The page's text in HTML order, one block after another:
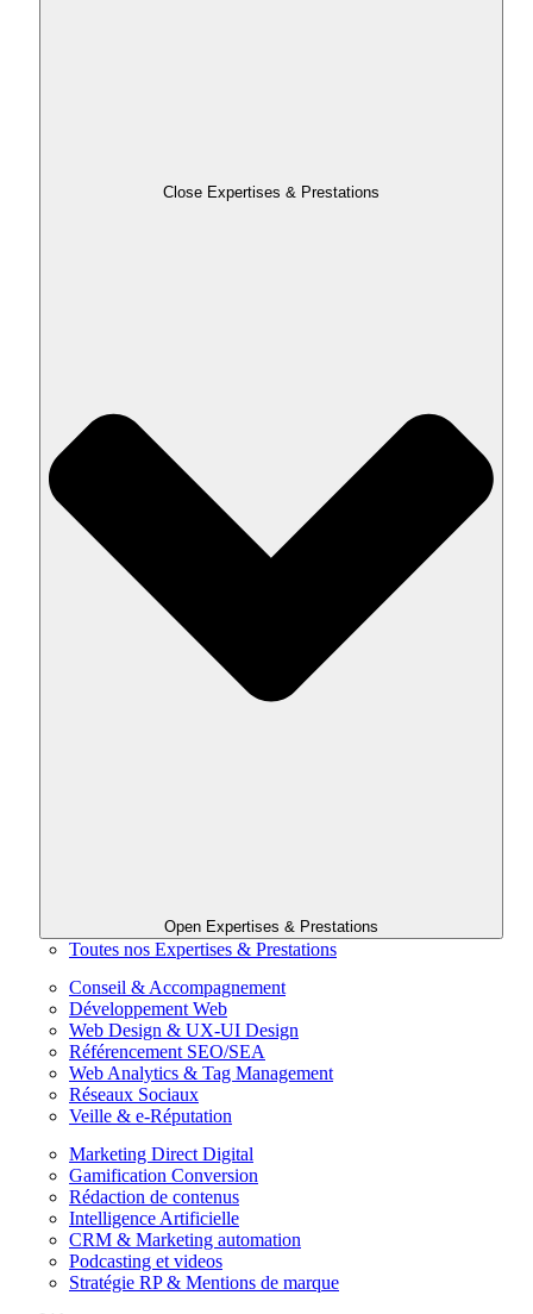
Close Expertises & Prestations
Open Expertises & Prestations
Toutes nos Expertises & Prestations
Conseil & Accompagnement
Développement Web
Web Design & UX-UI Design
Référencement SEO/SEA
Web Analytics & Tag Management
Réseaux Sociaux
Veille & e-Réputation
Marketing Direct Digital
Gamification Conversion
Rédaction de contenus
Intelligence Artificielle
CRM & Marketing automation
Podcasting et videos
Stratégie RP & Mentions de marque